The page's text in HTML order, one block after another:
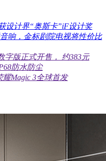
设计界“奥斯卡”iF设计奖
响，金标剧院电视将性价比
字版正式开售， 约383元
防水防尘
耀Magic 3全球首发